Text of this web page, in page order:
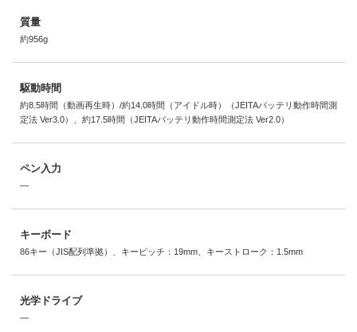
質量
約956g
駆動時間
約8.5時間（動画再生時）/約14.0時間（アイドル時）（JEITAバッテリ動作時間測
定法 Ver3.0）、約17.5時間（JEITAバッテリ動作時間測定法 Ver2.0）
ペン入力
―
キーボード
86キー（JIS配列準拠）、キーピッチ：19mm、キーストローク：1.5mm
光学ドライブ
―